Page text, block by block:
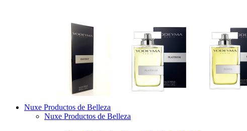
Nuxe Productos de Belleza
Nuxe Productos de Belleza